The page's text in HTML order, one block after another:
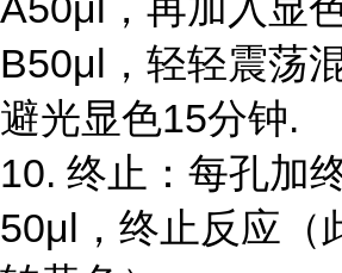
B50μl，轻轻震荡
避光显色15分钟.
10. 终止：每孔加
50μl，终止反应（